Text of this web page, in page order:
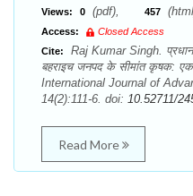
Views: 0 (pdf), 457
Access:
Closed Access
Cite:
Raj Kumar Singh.
बहराइच जनपद के सीमांत कृषक: एक
International Journal of
14(2):111-6. doi: 10.52711/
Read More